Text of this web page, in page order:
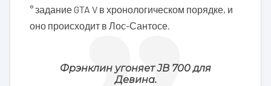
° задание GTA V в хронологическом порядке, и
оно происходит в Лос-Сантосе.
Фрэнклин угоняет JB 700 для
Девина.